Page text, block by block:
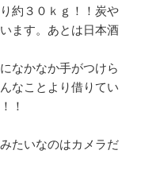
約３０ｋｇ！！炭や
ます。あとは日本酒
なかなか手がつけら
なことより借りてい
！
たいなのはカメラだ